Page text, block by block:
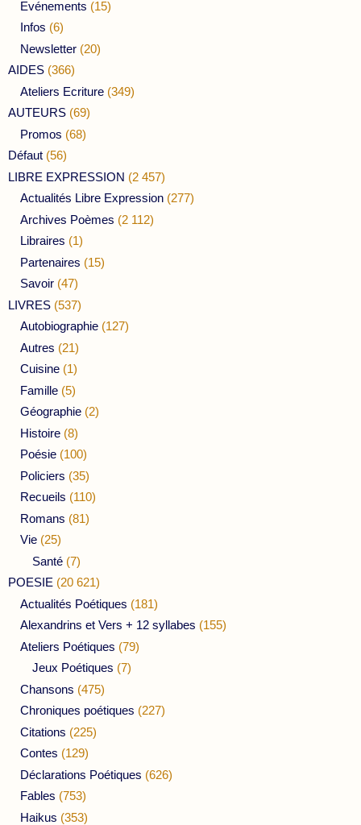
Evénements (15)
Infos (6)
Newsletter (20)
AIDES (366)
Ateliers Ecriture (349)
AUTEURS (69)
Promos (68)
Défaut (56)
LIBRE EXPRESSION (2 457)
Actualités Libre Expression (277)
Archives Poèmes (2 112)
Libraires (1)
Partenaires (15)
Savoir (47)
LIVRES (537)
Autobiographie (127)
Autres (21)
Cuisine (1)
Famille (5)
Géographie (2)
Histoire (8)
Poésie (100)
Policiers (35)
Recueils (110)
Romans (81)
Vie (25)
Santé (7)
POESIE (20 621)
Actualités Poétiques (181)
Alexandrins et Vers + 12 syllabes (155)
Ateliers Poétiques (79)
Jeux Poétiques (7)
Chansons (475)
Chroniques poétiques (227)
Citations (225)
Contes (129)
Déclarations Poétiques (626)
Fables (753)
Haikus (353)